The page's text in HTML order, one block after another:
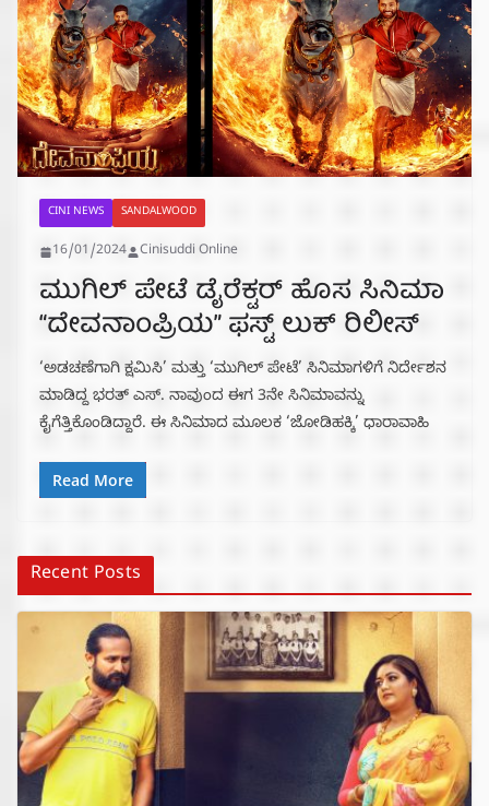
CINI NEWS SANDALWOOD
16/01/2024 Cinisuddi Online
ಮುಗಿಲ್ ಪೇಟೆ ಡೈರೆಕ್ಟರ್ ಹೊಸ ಸಿನಿಮಾ
“ದೇವನಾಂಪ್ರಿಯ” ಫಸ್ಟ್ ಲುಕ್ ರಿಲೀಸ್
‘ಅಡಚಣೆಗಾಗಿ ಕ್ಷಮಿಸಿ’ ಮತ್ತು ‘ಮುಗಿಲ್ ಪೇಟೆ’ ಸಿನಿಮಾಗಳಿಗೆ ನಿರ್ದೇಶನ
ಮಾಡಿದ್ದ ಭರತ್ ಎಸ್. ನಾವುಂದ ಈಗ 3ನೇ ಸಿನಿಮಾವನ್ನು
ಕೈಗೆತ್ತಿಕೊಂಡಿದ್ದಾರೆ. ಈ ಸಿನಿಮಾದ ಮೂಲಕ ‘ಜೋಡಿಹಕ್ಕಿ’ ಧಾರಾವಾಹಿ
Read More
Recent Posts